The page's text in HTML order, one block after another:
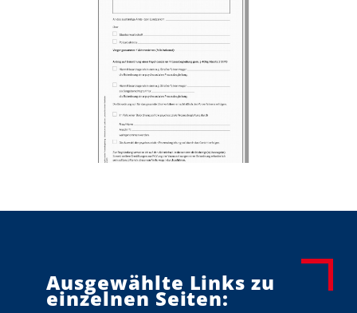
Ausgewählte Links zu
einzelnen Seiten: